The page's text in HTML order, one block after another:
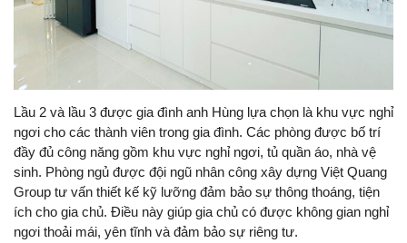
Lầu 2 và lầu 3 được gia đình anh Hùng lựa chọn là khu vực nghỉ
ngơi cho các thành viên trong gia đình. Các phòng được bố trí
đầy đủ công năng gồm khu vực nghỉ ngơi, tủ quần áo, nhà vệ
sinh. Phòng ngủ được đội ngũ nhân công xây dựng Việt Quang
Group tư vấn thiết kế kỹ lưỡng đảm bảo sự thông thoáng, tiện
ích cho gia chủ. Điều này giúp gia chủ có được không gian nghỉ
ngơi thoải mái, yên tĩnh và đảm bảo sự riêng tư.